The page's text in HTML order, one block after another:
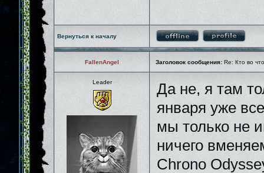
Вернуться к началу
FallenAngel Заголовок сообщения: Re: Кто во
Leader
Да не, я там
января уже
мы только не
ничего
Chrono